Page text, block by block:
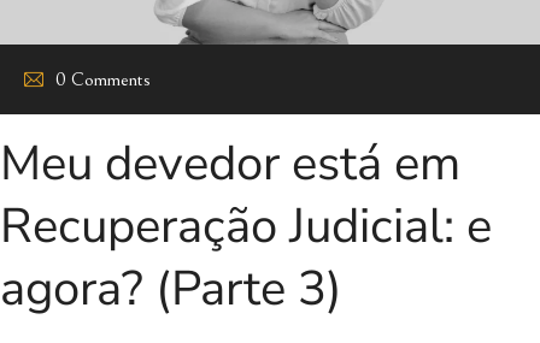
0 Comments
Meu devedor está em
Recuperação Judicial: e
agora? (Parte 3)